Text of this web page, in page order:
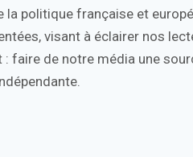
politique française et
visant à éclairer nos
faire de notre média une